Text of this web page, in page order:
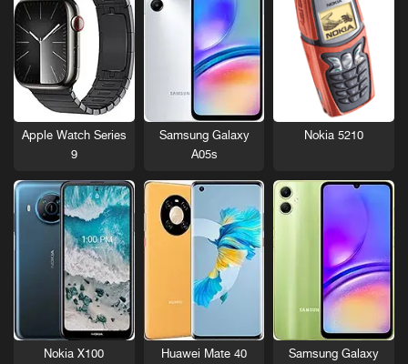
Nokia 5210
Samsung Galaxy
A05s
Apple Watch Series
9
Samsung Galaxy
Huawei Mate 40
Nokia X100